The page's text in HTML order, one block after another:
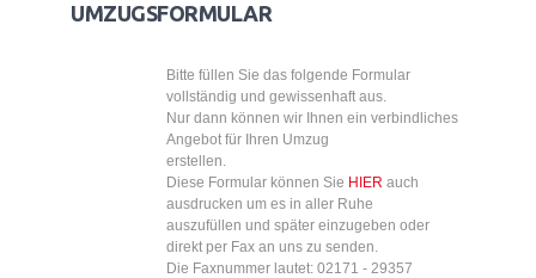
UMZUGSFORMULAR
Bitte füllen Sie das folgende Formular
vollständig und gewissenhaft aus.
Nur dann können wir Ihnen ein verbindliches
Angebot für Ihren Umzug
erstellen.
Diese Formular können Sie HIER auch
ausdrucken um es in aller Ruhe
auszufüllen und später einzugeben oder
direkt per Fax an uns zu senden.
Die Faxnummer lautet: 02171 - 29357